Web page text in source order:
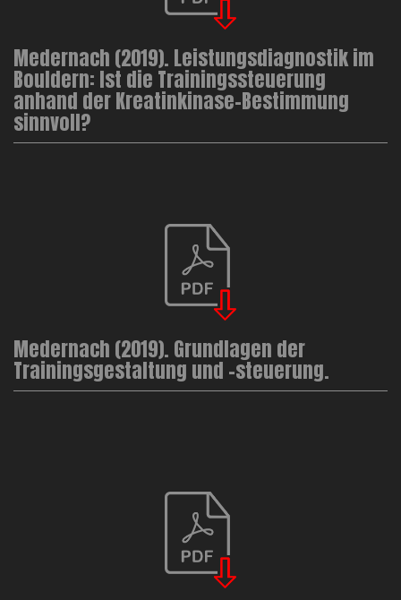
Medernach (2019). Leistungsdiagnostik im
Bouldern: Ist die Trainingssteuerung
anhand der Kreatinkinase-Bestimmung
sinnvoll?
Medernach (2019). Grundlagen der
Trainingsgestaltung und -steuerung.